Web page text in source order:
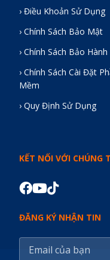
› Điều Khoản Sử Dụng
› Chính Sách Bảo Mật
› Chính Sách Bảo Hành
› Chính Sách Cài Đặt
Mềm
› Quy Định Sử Dụng
KẾT NỐI VỚI CHÚNG
ĐĂNG KÝ NHẬN TIN